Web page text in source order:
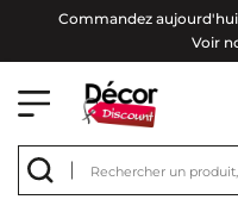
Commandez
Voir